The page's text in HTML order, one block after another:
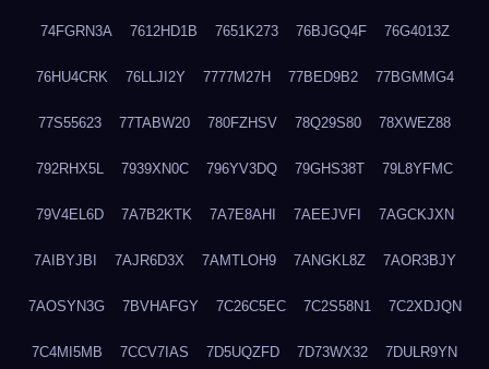
74FGRN3A 7612HD1B 7651K273 76BJGQ4F 76G4013Z
76HU4CRK 76LLJI2Y 7777M27H 77BED9B2 77BGMMG4
77S55623 77TABW20 780FZHSV 78Q29S80 78XWEZ88
792RHX5L 7939XN0C 796YV3DQ 79GHS38T 79L8YFMC
79V4EL6D 7A7B2KTK 7A7E8AHI 7AEEJVFI 7AGCKJXN
7AIBYJBI 7AJR6D3X 7AMTLOH9 7ANGKL8Z 7AOR3BJY
7AOSYN3G 7BVHAFGY 7C26C5EC 7C2S58N1 7C2XDJQN
7C4MI5MB 7CCV7IAS 7D5UQZFD 7D73WX32 7DULR9YN